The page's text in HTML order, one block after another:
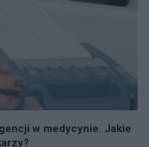
w medycynie. Jakie